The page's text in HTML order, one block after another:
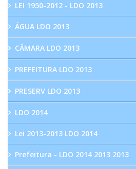
LEI 1950-2012 - LDO 2013
ÁGUA LDO 2013
CÂMARA LDO 2013
PREFEITURA LDO 2013
PRESERV LDO 2013
LDO 2014
Lei 2013-2013 LDO 2014
Prefeitura - LDO 2014 2013 2013